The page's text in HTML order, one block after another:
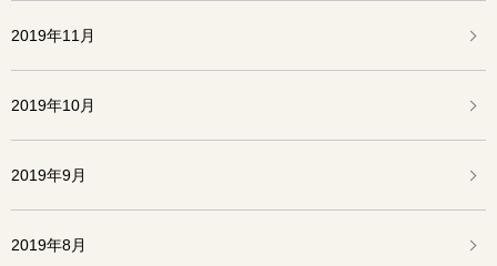
2019年11月
2019年10月
2019年9月
2019年8月